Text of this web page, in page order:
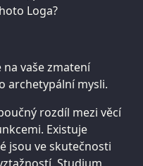
Loga?
na vaše zmatení
archetypální mysli.
rozdíl mezi věcí
Existuje
jsou ve skutečnosti